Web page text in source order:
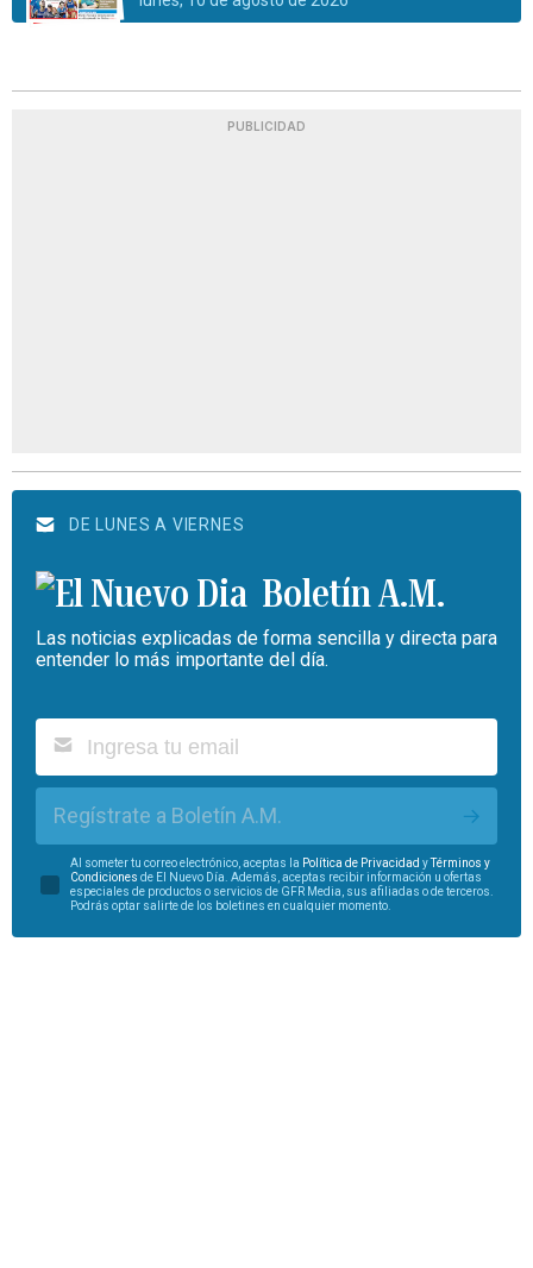
PUBLICIDAD
DE LUNES A VIERNES
Boletín A.M.
Las noticias explicadas de forma sencilla y directa para
entender lo más importante del día.
Regístrate a Boletín A.M.
Al someter tu correo electrónico, aceptas la Política de Privacidad yTérminos y
Condiciones de El Nuevo Día. Además, aceptas recibir información u ofertas
especiales de productos o servicios de GFR Media, sus afiliadas o de terceros.
Podrás optar salirte de los boletines en cualquier momento.